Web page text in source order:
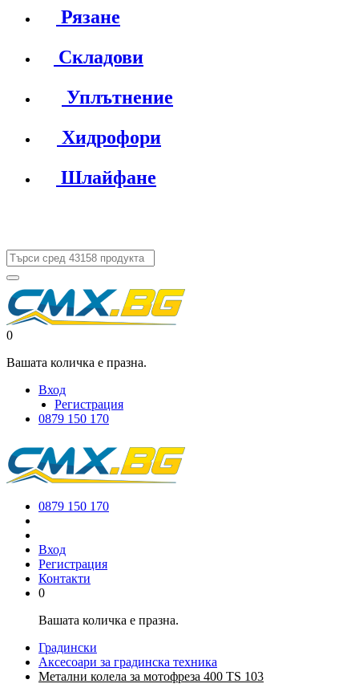
Рязане
Складови
Уплътнение
Хидрофори
Шлайфане
0
Вашата количка е празна.
Вход
Регистрация
0879 150 170
0879 150 170
Вход
Регистрация
Контакти
0
Вашата количка е празна.
Градински
Аксесоари за градинска техника
Метални колела за мотофреза 400 TS 103